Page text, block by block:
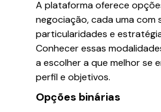
A plataforma oferece
negociação, cada uma com
particularidades e
Conhecer essas
a escolher a que melhor se
perfil e objetivos.
Opções binárias